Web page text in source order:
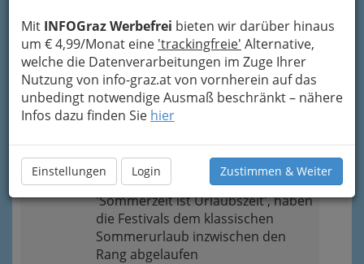
Mit INFOGraz Werbefrei bieten wir darüber hinaus
um € 4,99/Monat eine 'trackingfreie' Alternative,
welche die Datenverarbeitungen im Zuge Ihrer
Nutzung von info-graz.at von vornherein auf das
unbedingt notwendige Ausmaß beschränkt – nähere
Infos dazu finden Sie hier
Einstellungen Login Zustimmen & Weiter
Aktuelles zum Thema
Auf in den Festivalsommer!
Hieß es vor einigen Jahren noch
'Sommerzeit ist Urlaubszeit', haben
die Festivals dem klassischen
Sommerurlaub inzwischen den
Rang abgelaufen